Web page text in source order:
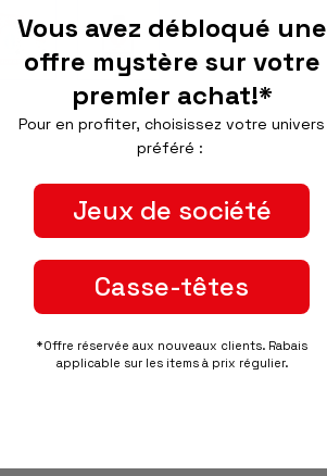
Vous avez débloqué une
offre mystère sur votre
premier achat!*
Pour en profiter, choisissez votre univers
préféré :
Jeux de société
Casse-têtes
*Offre réservée aux nouveaux clients. Rabais
applicable sur les items à prix régulier.